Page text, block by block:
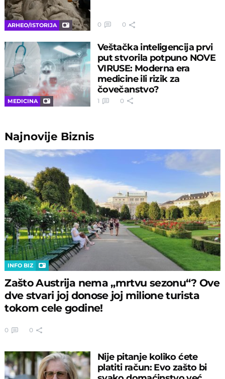
ARHEO/ISTORIJA 0 0
MEDICINA
Veštačka inteligencija prvi
put stvorila potpuno NOVE
VIRUSE: Moderna era
medicine ili rizik za
čovečanstvo?
1 0
Najnovije Biznis
INFO BIZ
Zašto Austrija nema „mrtvu sezonu“? Ove
dve stvari joj donose joj milione turista
tokom cele godine!
0 0
Nije pitanje koliko ćete
platiti račun: Evo zašto bi